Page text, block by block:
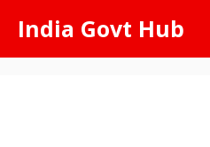
content
India Govt Hub